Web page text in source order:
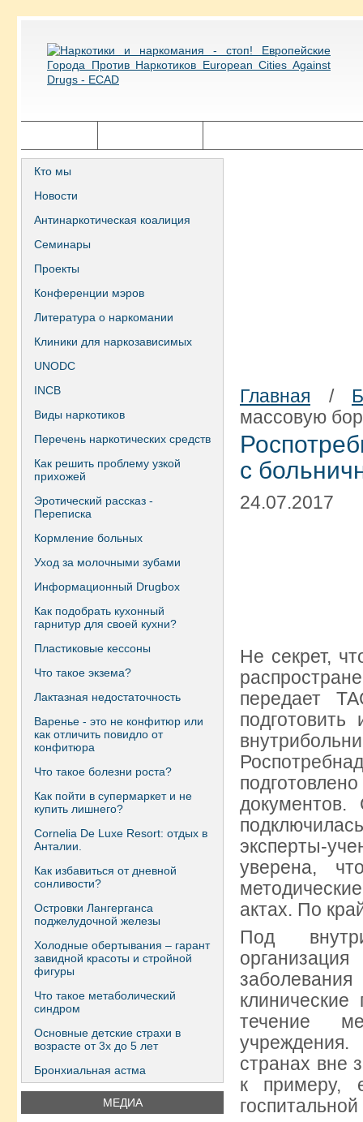
Кто мы
Новости
Антинаркотическая коалиция
Семинары
Проекты
Конференции мэров
Литература о наркомании
Клиники для наркозависимых
UNODC
INCB
Виды наркотиков
Перечень наркотических средств
Как решить проблему узкой
прихожей
Эротический рассказ -
Переписка
Кормление больных
Уход за молочными зубами
Информационный Drugbox
Как подобрать кухонный
гарнитур для своей кухни?
Пластиковые кессоны
Что такое экзема?
Лактазная недостаточность
Варенье - это не конфитюр или
как отличить повидло от
конфитюра
Что такое болезни роста?
Как пойти в супермаркет и не
купить лишнего?
Сornelia De Luxe Resort: отдых в
Анталии.
Как избавиться от дневной
сонливости?
Островки Лангерганса
поджелудочной железы
Холодные обертывания – гарант
завидной красоты и стройной
фигуры
Что такое метаболический
синдром
Основные детские страхи в
возрасте от 3х до 5 лет
Бронхиальная астма
МЕДИА
Главная /
массовую
с
24.07.2017
Не секрет,
передает
эксперты-
уверена,
актах. По
Под
течение
странах вне
к примеру,